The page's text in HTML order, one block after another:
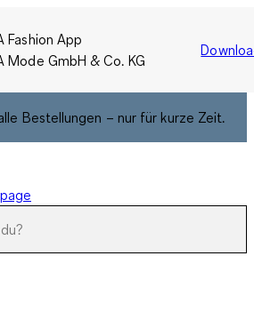
Fashion App
Mode GmbH & Co. KG
Bestellungen – nur für kurze Zeit.